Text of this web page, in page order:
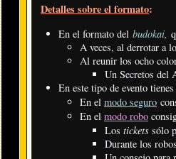
Detalles sobre el formato:
En el formato del budokai,
A veces, al derrotar a
Al reunir los ocho
Un Secretos del
En este tipo de evento
En el modo seguro
En el modo robo
Los tickets sólo
Durante los